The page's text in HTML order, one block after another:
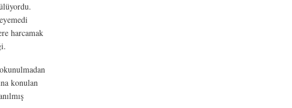
harcamak
konulan